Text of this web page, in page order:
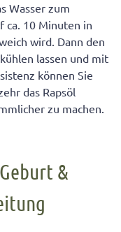
Wasser zum
ca. 10 Minuten in
wird. Dann den
lassen und mit
können Sie
das Rapsöl
zu machen.
&